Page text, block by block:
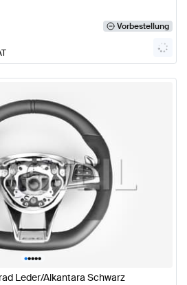
Vorbestellung
•••••
Leder/Alkantara Schwarz